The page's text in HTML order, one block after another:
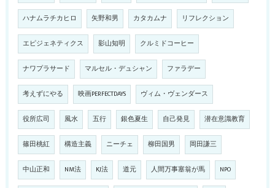
ハナムラチカヒロ 矢野和男 カタカムナ リフレクション
エピジェネティクス 影山知明 クルミドコーヒー
ナワプラサード マルセル・デュシャン ファラデー
考えずにやる 映画PERFECTDAYS ヴィム・ヴェンダース
役所広司 風水 五行 銀色夏生 自己発見 潜在意識教育
篠田桃紅 構造主義 ニーチェ 柳田国男 岡田謙三
中山正和 NM法 KJ法 道元 人間万事塞翁が馬 NPO